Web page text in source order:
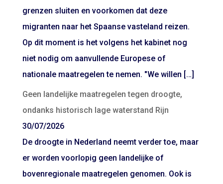
grenzen sluiten en voorkomen dat deze
migranten naar het Spaanse vasteland reizen.
Op dit moment is het volgens het kabinet nog
niet nodig om aanvullende Europese of
nationale maatregelen te nemen. "We willen […]
Geen landelijke maatregelen tegen droogte,
ondanks historisch lage waterstand Rijn
30/07/2026
De droogte in Nederland neemt verder toe, maar
er worden voorlopig geen landelijke of
bovenregionale maatregelen genomen. Ook is